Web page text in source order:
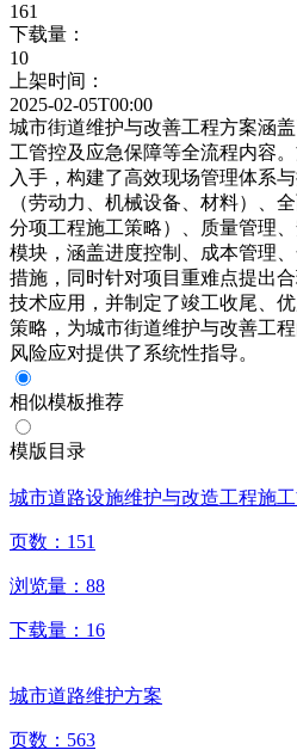
161
下载量：
10
上架时间：
2025-02-05T00:00
城市街道维护与改善工程方案涵
工管控及应急保障等全流程内容
入手，构建了高效现场管理体系
（劳动力、机械设备、材料）、
分项工程施工策略）、质量管理
模块，涵盖进度控制、成本管理
措施，同时针对项目重难点提出
技术应用，并制定了竣工收尾、
策略，为城市街道维护与改善工
风险应对提供了系统性指导。
相似模板推荐
模版目录
城市道路设施维护与改造工程施
页数： 151
浏览量： 88
下载量： 16
城市道路维护方案
页数： 563